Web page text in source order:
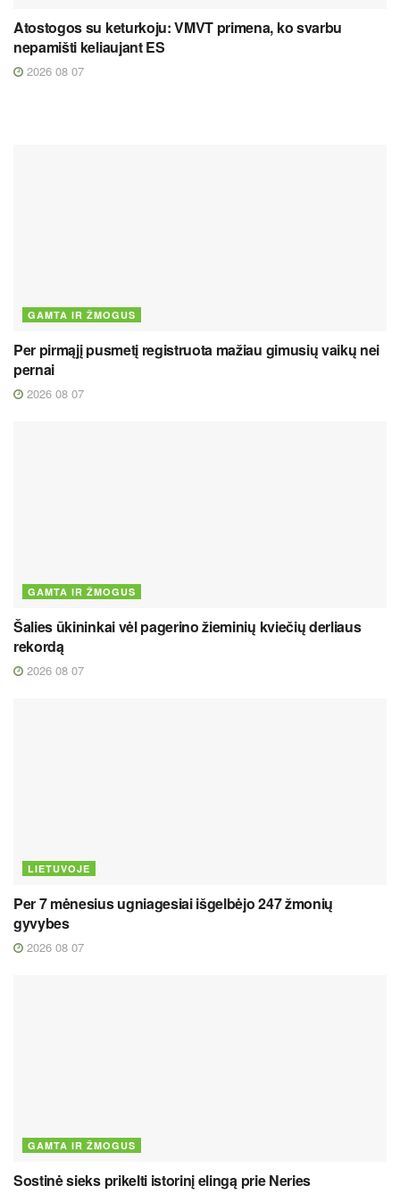
Atostogos su keturkoju: VMVT primena, ko svarbu
nepamišti keliaujant ES
2026 08 07
GAMTA IR ŽMOGUS
Per pirmąjį pusmetį registruota mažiau gimusių vaikų nei
pernai
2026 08 07
GAMTA IR ŽMOGUS
Šalies ūkininkai vėl pagerino žieminių kviečių derliaus
rekordą
2026 08 07
LIETUVOJE
Per 7 mėnesius ugniagesiai išgelbėjo 247 žmonių
gyvybes
2026 08 07
GAMTA IR ŽMOGUS
Sostinė sieks prikelti istorinį elingą prie Neries